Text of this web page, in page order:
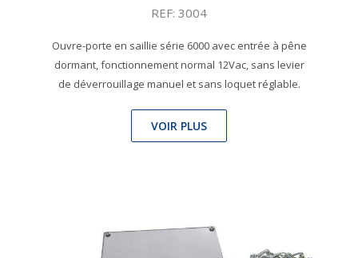
REF: 3004
Ouvre-porte en saillie série 6000 avec entrée à pêne
dormant, fonctionnement normal 12Vac, sans levier
de déverrouillage manuel et sans loquet réglable.
VOIR PLUS